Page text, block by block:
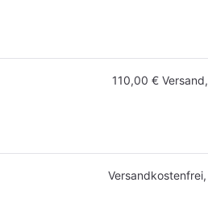
110,00 € Versand,
Versandkostenfrei,